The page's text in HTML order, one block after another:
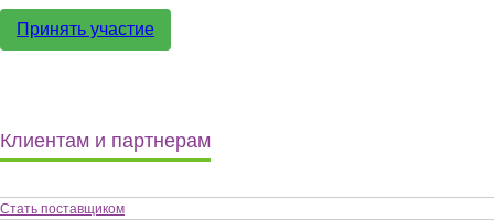
Принять участие
Клиентам и партнерам
Стать поставщиком